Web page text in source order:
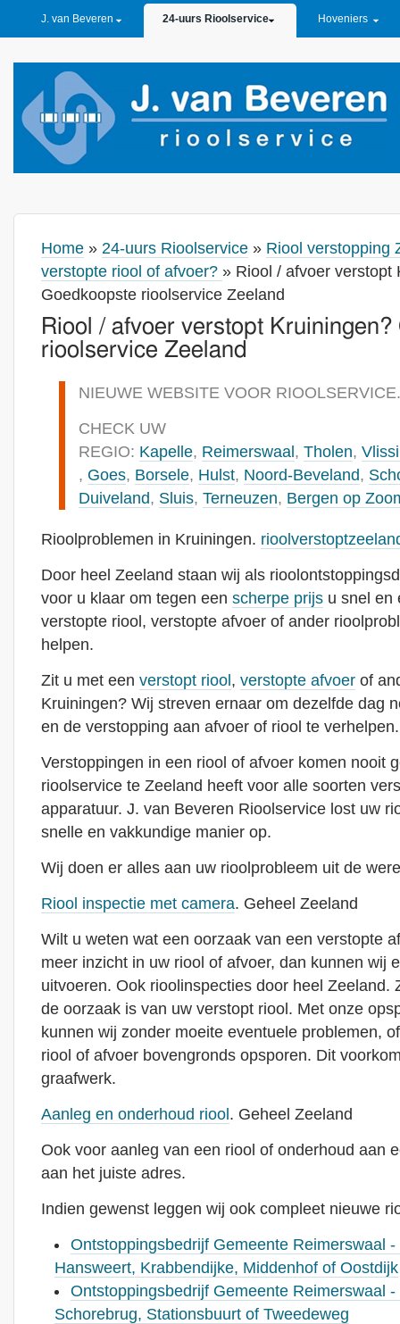
J. van Beveren 24-uurs Rioolservice Hoveniers
Home » 24-uurs Rioolservice » Riool verstopping
verstopte riool of afvoer? » Riool / afvoer verstopt
Goedkoopste rioolservice Zeeland
Riool / afvoer verstopt
rioolservice Zeeland
NIEUWE WEBSITE VOOR
CHECK UW
REGIO: Kapelle, Reimerswaal , Tholen,
, Goes, Borsele, Hulst, Noord-Beveland,
Duiveland, Sluis, Terneuzen, Bergen op
Rioolproblemen in Kruiningen.
Door heel Zeeland staan wij als
voor u klaar om tegen een scherpe prijs u snel en
verstopte riool, verstopte afvoer of ander
helpen.
Zit u met een verstopt riool , verstopte afvoer of
Kruiningen? Wij streven ernaar om dezelfde dag
en de verstopping aan afvoer of riool te verhelpen.
Verstoppingen in een riool of afvoer komen nooit
rioolservice te Zeeland heeft voor alle soorten
apparatuur. J. van Beveren Rioolservice lost uw
snelle en vakkundige manier op.
Wij doen er alles aan uw rioolprobleem uit de
Riool inspectie met camera. Geheel Zeeland
Wilt u weten wat een oorzaak van een verstopte
meer inzicht in uw riool of afvoer, dan kunnen wij
uitvoeren. Ook rioolinspecties door heel Zeeland.
de oorzaak is van uw verstopt riool. Met onze
kunnen wij zonder moeite eventuele problemen,
riool of afvoer bovengronds opsporen. Dit
graafwerk.
Aanleg en onderhoud riool . Geheel Zeeland
Ook voor aanleg van een riool of onderhoud aan
aan het juiste adres.
Indien gewenst leggen wij ook compleet nieuwe
Ontstoppingsbedrijf Gemeente Reimerswaal
Hansweert, Krabbendijke, Middenhof of Oostdijk
Ontstoppingsbedrijf Gemeente Reimerswaal
Schorebrug, Stationsbuurt of Tweedeweg